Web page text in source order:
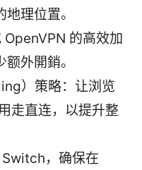
理位置。
的高效加
外開銷。
）策略：让浏览
走直连，以提升整
，确保在